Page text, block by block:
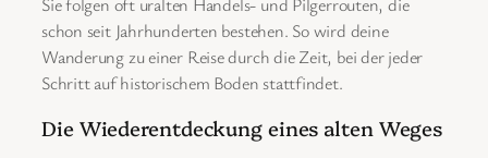
Sie folgen oft uralten Handels- und Pilgerrouten, die
schon seit Jahrhunderten bestehen. So wird deine
Wanderung zu einer Reise durch die Zeit, bei der jeder
Schritt auf historischem Boden stattfindet.
Die Wiederentdeckung eines alten Weges